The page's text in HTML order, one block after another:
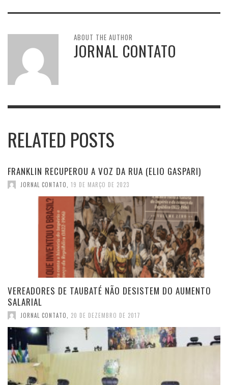
ABOUT THE AUTHOR
JORNAL CONTATO
RELATED POSTS
FRANKLIN RECUPEROU A VOZ DA RUA (ELIO GASPARI)
JORNAL CONTATO, 19 DE MARÇO DE 2023
VEREADORES DE TAUBATÉ NÃO DESISTEM DO AUMENTO
SALARIAL
JORNAL CONTATO 20 DE DEZEMBRO DE 2017